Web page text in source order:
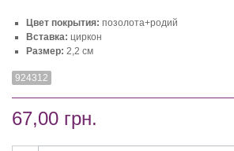
Цвет покрытия: позолота+родий
Вставка: циркон
Размер: 2,2 см
924312
67,00 грн.